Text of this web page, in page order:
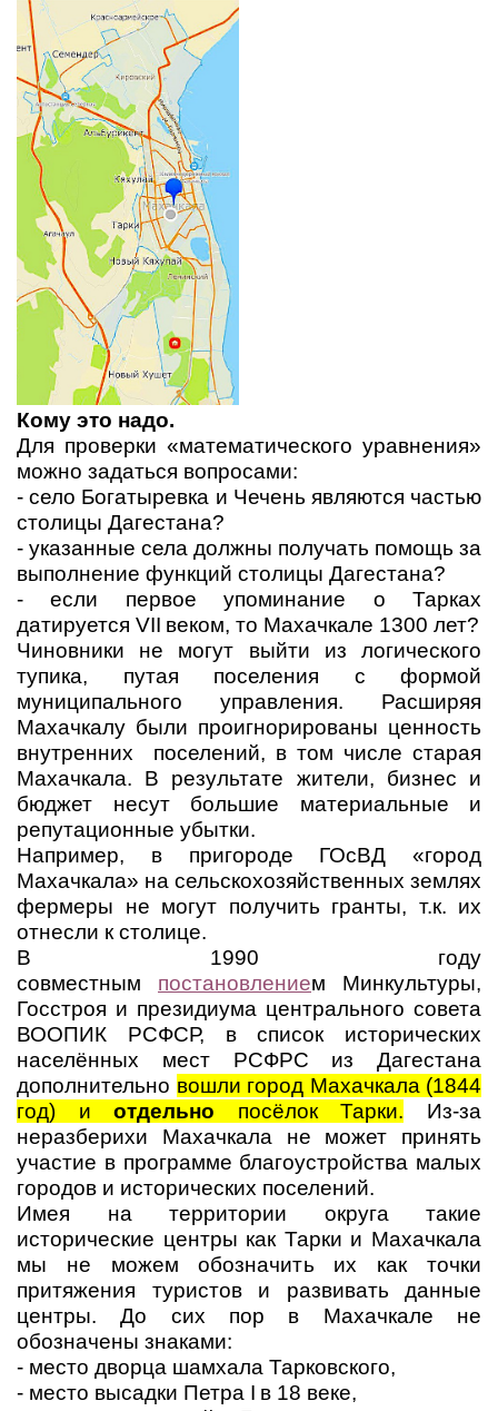
Кому это надо.
Для проверки «математического уравнения»
можно задаться вопросами:
- село Богатыревка и Чечень являются частью
столицы Дагестана?
- указанные села должны получать помощь за
выполнение функций столицы Дагестана?
- если первое упоминание о Тарках
датируется VII веком, то Махачкале 1300 лет?
Чиновники не могут выйти из логического
тупика, путая поселения с формой
муниципального управления. Расширяя
Махачкалу были проигнорированы ценность
внутренних поселений, в том числе старая
Махачкала. В результате жители, бизнес и
бюджет несут большие материальные и
репутационные убытки.
Например, в пригороде ГОсВД «город
Махачкала» на сельскохозяйственных землях
фермеры не могут получить гранты, т.к. их
отнесли к столице.
В 1990 году
совместным постановлением Минкультуры,
Госстроя и президиума центрального совета
ВООПИК РСФСР, в список исторических
населённых мест РСФРС из Дагестана
дополнительно вошли город Махачкала (1844
год) иотдельно посёлок Тарки. Из-за
неразберихи Махачкала не может принять
участие в программе благоустройства малых
городов и исторических поселений.
Имея на территории округа такие
исторические центры как Тарки и Махачкала
мы не можем обозначить их как точки
притяжения туристов и развивать данные
центры. До сих пор в Махачкале не
обозначены знаками:
- место дворца шамхала Тарковского,
- место высадки Петра I в 18 веке,